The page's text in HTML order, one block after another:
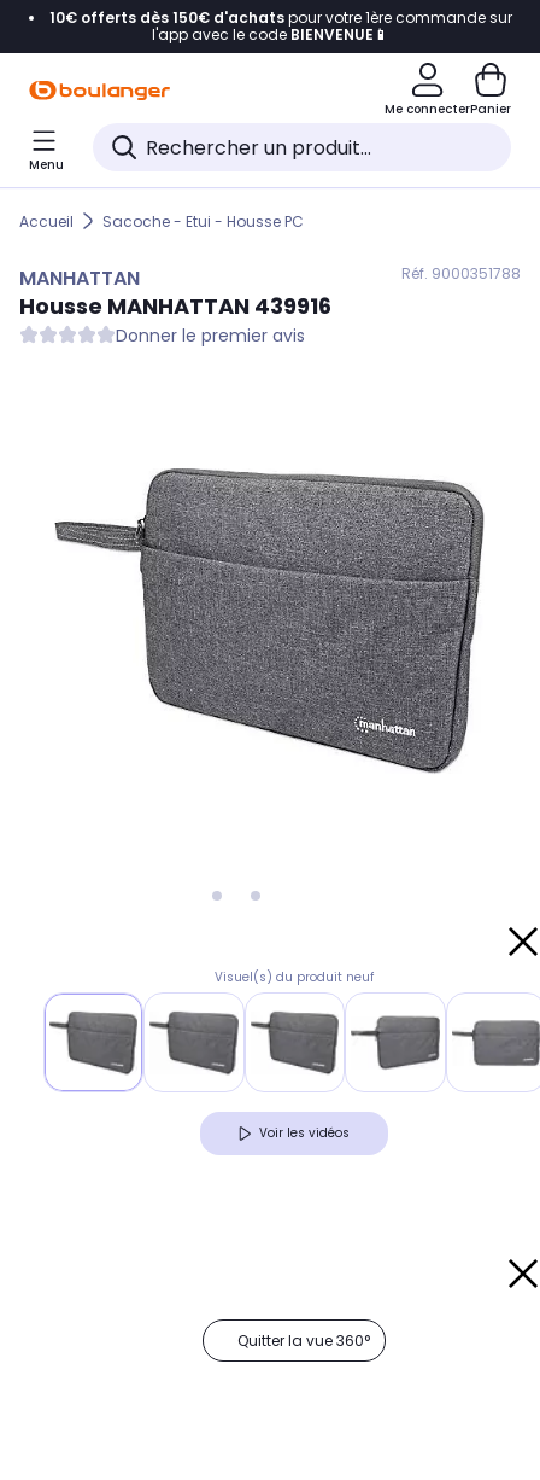
Accéder directement à la navigation
Accéder directement au pied de page
Accéder directement au chatbot
10€ offerts dès 150€ d'achatspour votre 1ère commande sur
l'app avec le code BIENVENUE📱
Me connecterPanier
Menu
Accueil Sacoche - Etui - Housse PC
MANHATTAN Réf. 9000351788
Housse MANHATTAN 439916
Donner le premier avis
Visuel(s) du produit neuf
Voir les vidéos
Quitter la vue 360°